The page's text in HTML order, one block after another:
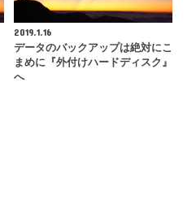
2019.1.16
データのバックアップは絶対にこ
まめに『外付けハードディスク』
へ